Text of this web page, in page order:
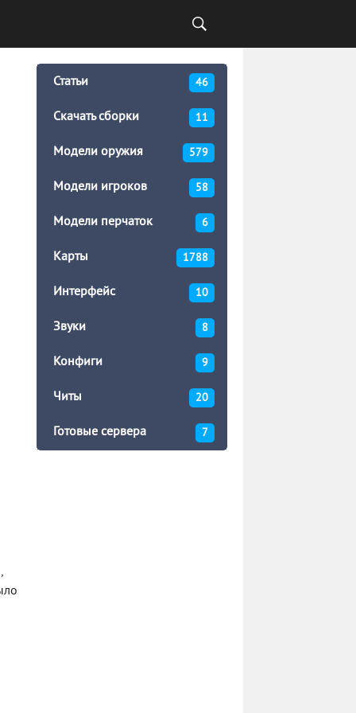
Статьи 46
Скачать сборки 11
Модели оружия 579
Модели игроков 58
Модели перчаток 6
Карты 1788
Интерфейс 10
Звуки 8
Конфиги 9
Читы 20
Готовые сервера 7